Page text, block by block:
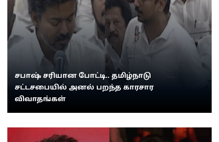
சபாஷ் சரியான போட்டி.. தமிழ்நாடு
சட்டசபையில் அனல் பறந்த காரசார
விவாதங்கள்